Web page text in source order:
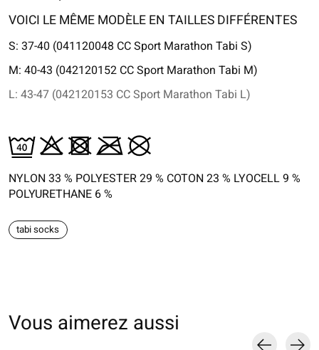
VOICI LE MÊME MODÈLE EN TAILLES DIFFÉRENTES
S: 37-40 (041120048 CC Sport Marathon Tabi S)
M: 40-43 (042120152 CC Sport Marathon Tabi M)
L: 43-47 (042120153 CC Sport Marathon Tabi L)
NYLON 33 % POLYESTER 29 % COTON 23 % LYOCELL 9 %
POLYURETHANE 6 %
tabi socks
Vous aimerez aussi